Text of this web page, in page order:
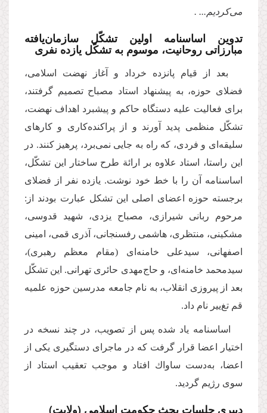
مى‌كردیم... .
تدوین اساسنامه اولین تشكّل سازمان‌یافته
مبارزاتى روحانیت، موسوم به تشكّل یازده نفرى
بعد از قیام پانزده خرداد و آغاز نهضت اسلامى،
فضلاى حوزه، به پیشنهاد استاد مصباح تصمیم گرفتند،
براى فعالیت علیه دستگاه حاكم و پیشبرد اهداف نهضت،
تشكّل منظمى پدید آورند و از پراكنده‌كارى و كارهاى
سلیقه‌اى و فردى، كه راه به جایى نمى‌برد، پرهیز كنند. در
این راستا، استاد علاوه بر ارائة طرح ساختار این تشكّل،
اساسنامه آن را با خط خود نوشت. یازده نفر از فضلاى
برجسته حوزه اعضای اصلی این تشکل عبارت بودند از:
مرحوم ربانى شیرازى، مصباح یزدى، شهید قدوسى،
مشكینى، منتظرى، هاشمى رفسنجانى، آذرى قمى، امینى
اصفهانى، سیدعلى خامنه‌اى (مقام معظم رهبرى)،
سیدمحمد خامنه‌اى، و حاج‌مهدى حائرى تهرانى. این تشكّل
بعد از پیروزى انقلاب، به نام جامعه مدرسین حوزه علمیه
قم تغ‌ییر نام داد.
اساسنامه یاد شده پس از تصویب، در چند نسخه در
اختیار اعضا قرار گرفت كه در ماجراى دستگیرى یكى از
اعضا، به‌دست ساواك افتاد و موجب تعقیب استاد از
سوى رژیم گردید.
دبیرىِ جلسات بحث حكومت اسلامى (ولایت)